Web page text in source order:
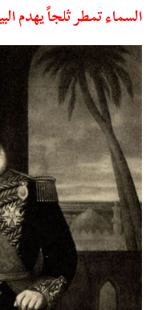
السماء تمطر ثلجاً يهدم